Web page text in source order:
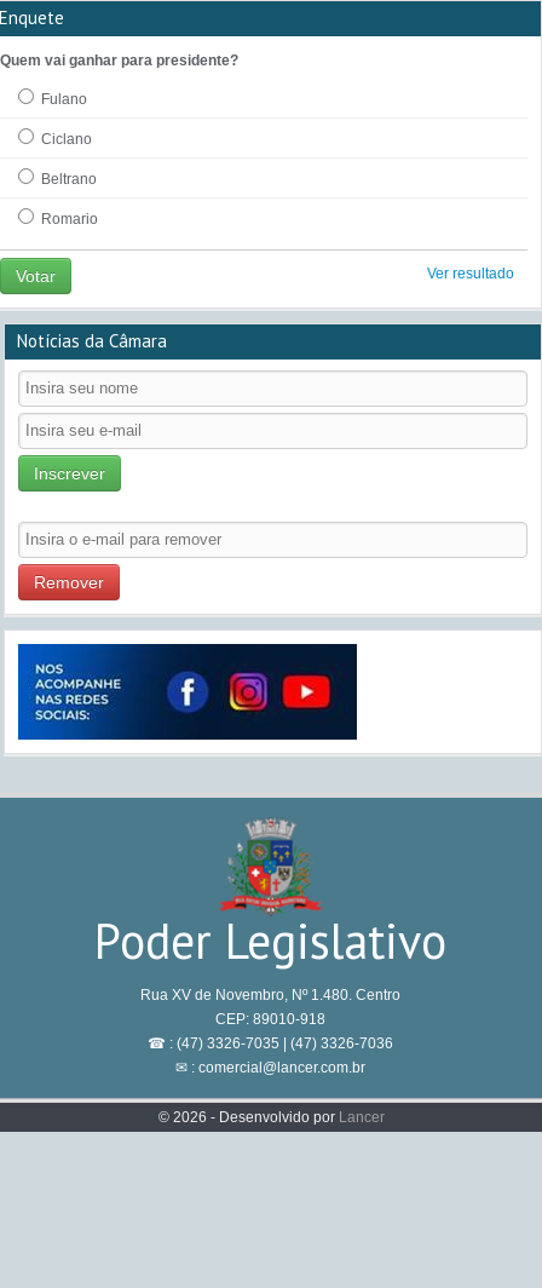
Enquete
Quem vai ganhar para presidente?
Fulano
Ciclano
Beltrano
Romario
Votar Ver resultado
Notícias da Câmara
Inscrever
Remover
Poder Legislativo
Rua XV de Novembro, Nº 1.480. Centro
CEP: 89010-918
☎ : (47) 3326-7035 | (47) 3326-7036
✉ : comercial@lancer.com.br
© 2026 - Desenvolvido por Lancer